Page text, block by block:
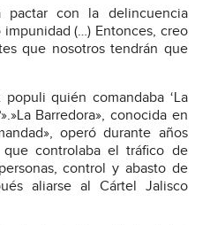
pactar con la delincuencia
(…) Entonces, creo
que nosotros tendrán que
quién comandaba ‘La
Barredora», conocida en
operó durante años
que controlaba el tráfico de
control y abasto de
aliarse al Cártel Jalisco